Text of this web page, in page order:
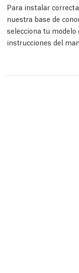
Para instalar
nuestra base de
selecciona tu
instrucciones del